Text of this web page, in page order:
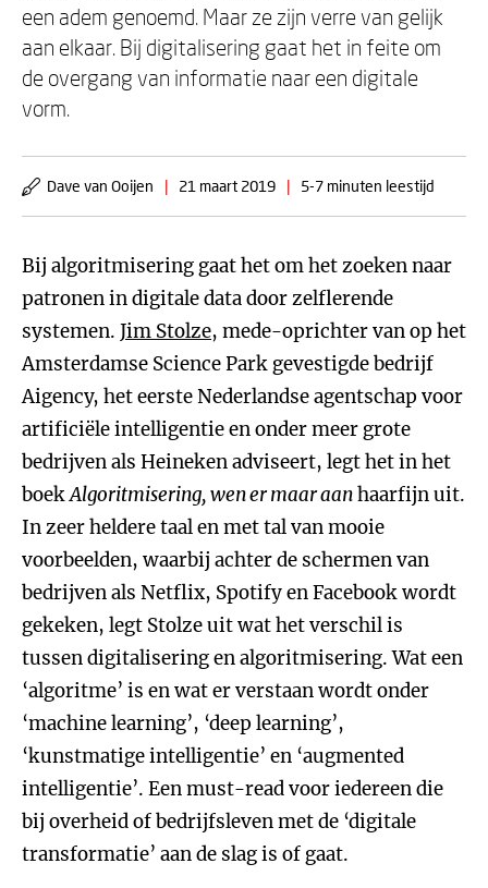
een adem genoemd. Maar ze zijn verre van gelijk
aan elkaar. Bij digitalisering gaat het in feite om
de overgang van informatie naar een digitale
vorm.
Dave van Ooijen | 21 maart 2019 | 5-7 minuten leestijd
Bij algoritmisering gaat het om het zoeken naar
patronen in digitale data door zelflerende
systemen. Jim Stolze, mede-oprichter van op het
Amsterdamse Science Park gevestigde bedrijf
Aigency, het eerste Nederlandse agentschap voor
artificiële intelligentie en onder meer grote
bedrijven als Heineken adviseert, legt het in het
boekAlgoritmisering, wen er maar aanhaarfijn uit.
In zeer heldere taal en met tal van mooie
voorbeelden, waarbij achter de schermen van
bedrijven als Netflix, Spotify en Facebook wordt
gekeken, legt Stolze uit wat het verschil is
tussen digitalisering en algoritmisering. Wat een
‘algoritme’ is en wat er verstaan wordt onder
‘machine learning’, ‘deep learning’,
‘kunstmatige intelligentie’ en ‘augmented
intelligentie’. Een must-read voor iedereen die
bij overheid of bedrijfsleven met de ‘digitale
transformatie’ aan de slag is of gaat.